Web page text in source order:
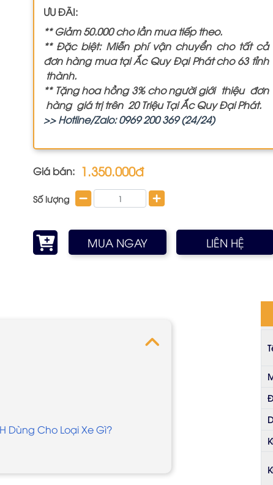
ƯU ĐÃI:
** Giảm 50.000 cho lần mua tiếp theo.
** Đặc biệt: Miễn phí vận chuyển cho tất cả
đơn hàng mua tại Ắc Quy Đại Phát cho 63 tỉnh
thành.
** Tặng hoa hồng 3% cho người giới thiệu đơn
hàng giá trị trên 20 Triệu Tại Ắc Quy Đại Phát.
>> Hotline/Zalo: 0969 200 369 (24/24)
Giá bán: 1.350.000đ
Số lượng
MUA NGAY LIÊN HỆ
Dùng Cho Loại Xe Gì?